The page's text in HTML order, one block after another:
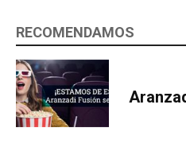
RECOMENDAMOS